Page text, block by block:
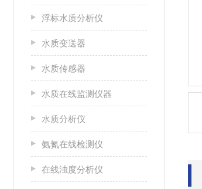
浮标水质分析仪
水质变送器
水质传感器
水质在线监测仪器
水质分析仪
氨氮在线检测仪
在线浊度分析仪